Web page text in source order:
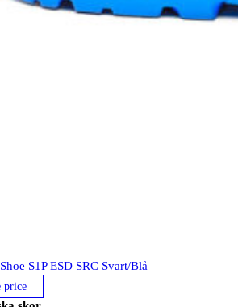
S1P ESD SRC Svart/Blå
price